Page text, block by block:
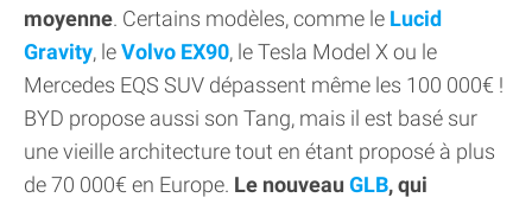
moyenne. Certains modèles, comme le Lucid
Gravity, leVolvo EX90, le Tesla Model X ou le
Mercedes EQS SUV dépassent même les 100 000€ !
BYD propose aussi son Tang, mais il est basé sur
une vieille architecture tout en étant proposé à plus
de 70 000€ en Europe. Le nouveau GLB, qui